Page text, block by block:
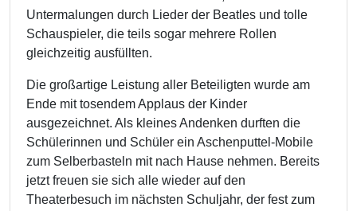
Untermalungen durch Lieder der Beatles und tolle
Schauspieler, die teils sogar mehrere Rollen
gleichzeitig ausfüllten.
Die großartige Leistung aller Beteiligten wurde am
Ende mit tosendem Applaus der Kinder
ausgezeichnet. Als kleines Andenken durften die
Schülerinnen und Schüler ein Aschenputtel-Mobile
zum Selberbasteln mit nach Hause nehmen. Bereits
jetzt freuen sie sich alle wieder auf den
Theaterbesuch im nächsten Schuljahr, der fest zum